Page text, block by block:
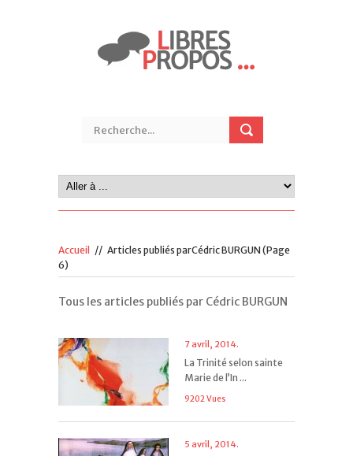
Accueil // Articles publiés parCédric BURGUN (Page
6)
Tous les articles publiés par Cédric BURGUN
7 avril, 2014.
La Trinité selon sainte
Marie de l’In ...
9202 Vues
5 avril, 2014.